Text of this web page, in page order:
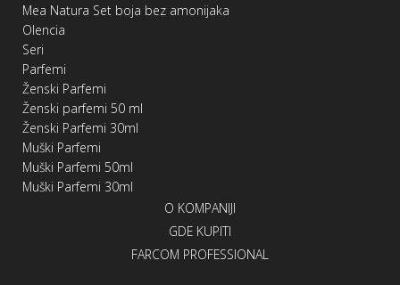
Mea Natura Set boja bez amonijaka
Olencia
Seri
Parfemi
Ženski Parfemi
Ženski parfemi 50 ml
Ženski Parfemi 30ml
Muški Parfemi
Muški Parfemi 50ml
Muški Parfemi 30ml
O KOMPANIJI
GDE KUPITI
FARCOM PROFESSIONAL